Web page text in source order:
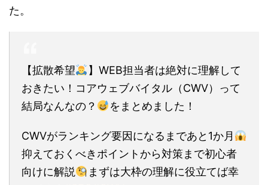
た。
【拡散希望
】WEB担当者は絶対に理解して
おきたい！コアウェブバイタル（CWV）って
結局なんなの？
をまとめました！
CWVがランキング要因になるまであと1か月
抑えておくべきポイントから対策まで初心者
向けに解説
まずは大枠の理解に役立てば幸